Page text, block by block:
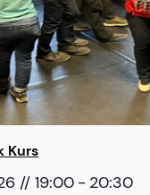
Kurs
// 19:00 - 20:30